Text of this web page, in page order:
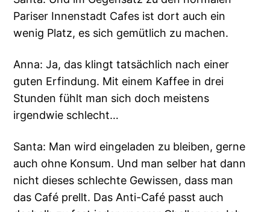
Pariser Innenstadt Cafes ist dort auch ein
wenig Platz, es sich gemütlich zu machen.
Anna: Ja, das klingt tatsächlich nach einer
guten Erfindung. Mit einem Kaffee in drei
Stunden fühlt man sich doch meistens
irgendwie schlecht…
Santa: Man wird eingeladen zu bleiben, gerne
auch ohne Konsum. Und man selber hat dann
nicht dieses schlechte Gewissen, dass man
das Café prellt. Das Anti-Café passt auch